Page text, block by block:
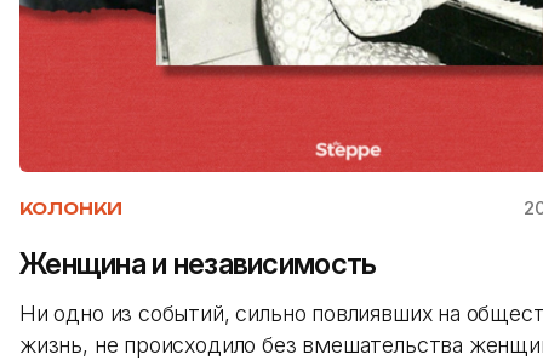
КОЛОНКИ
Женщина и независимость
Ни одно из событий, сильно повлиявших на
жизнь, не происходило без вмешательства